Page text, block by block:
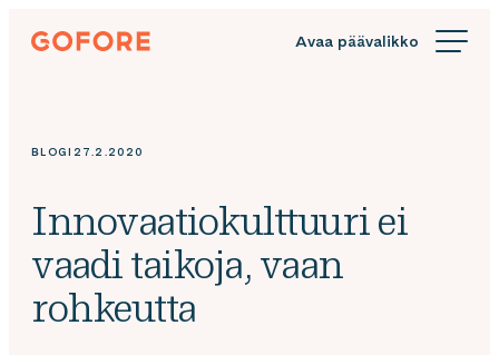
Siirry
suoraan
Gofore
knowledge
BLOGI 27.2.2020
Innovaatiokulttuuri ei
vaadi taikoja, vaan
rohkeutta